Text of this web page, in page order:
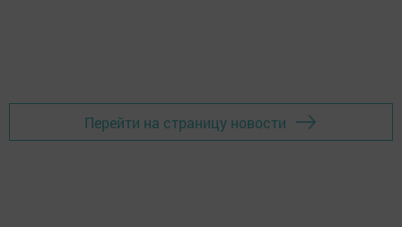
Перейти на страницу новости